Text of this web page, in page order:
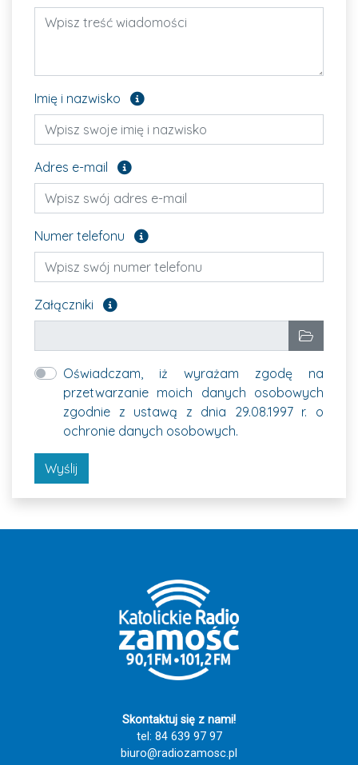
Imię i nazwisko Pole opcjonalne
Adres e-mail Pole opcjonalne
Numer telefonu Pole opcjonalne
Załączniki Załącz pliki, które chcesz wysłać. Pole
Wybierz
Oświadczam, iż wyrażam zgodę na
przetwarzanie moich danych osobowych
zgodnie z ustawą z dnia 29.08.1997 r. o
ochronie danych osobowych.
Wyślij
Skontaktuj się z nami!
tel: 84 639 97 97
biuro@radiozamosc.pl